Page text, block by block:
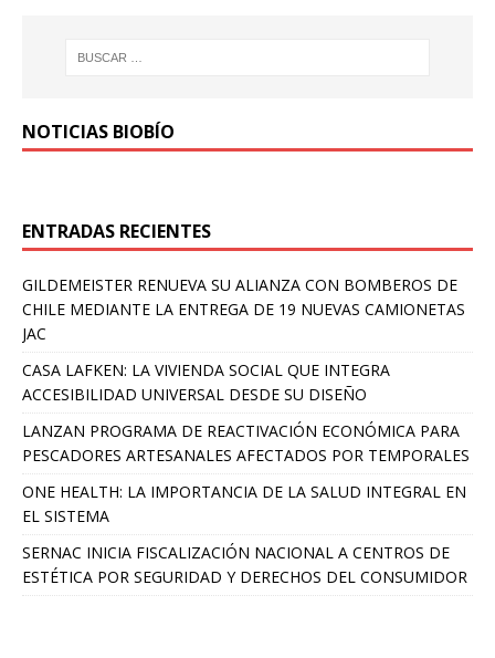
NOTICIAS BIOBÍO
ENTRADAS RECIENTES
GILDEMEISTER RENUEVA SU ALIANZA CON BOMBEROS DE
CHILE MEDIANTE LA ENTREGA DE 19 NUEVAS CAMIONETAS
JAC
CASA LAFKEN: LA VIVIENDA SOCIAL QUE INTEGRA
ACCESIBILIDAD UNIVERSAL DESDE SU DISEÑO
LANZAN PROGRAMA DE REACTIVACIÓN ECONÓMICA PARA
PESCADORES ARTESANALES AFECTADOS POR TEMPORALES
ONE HEALTH: LA IMPORTANCIA DE LA SALUD INTEGRAL EN
EL SISTEMA
SERNAC INICIA FISCALIZACIÓN NACIONAL A CENTROS DE
ESTÉTICA POR SEGURIDAD Y DERECHOS DEL CONSUMIDOR